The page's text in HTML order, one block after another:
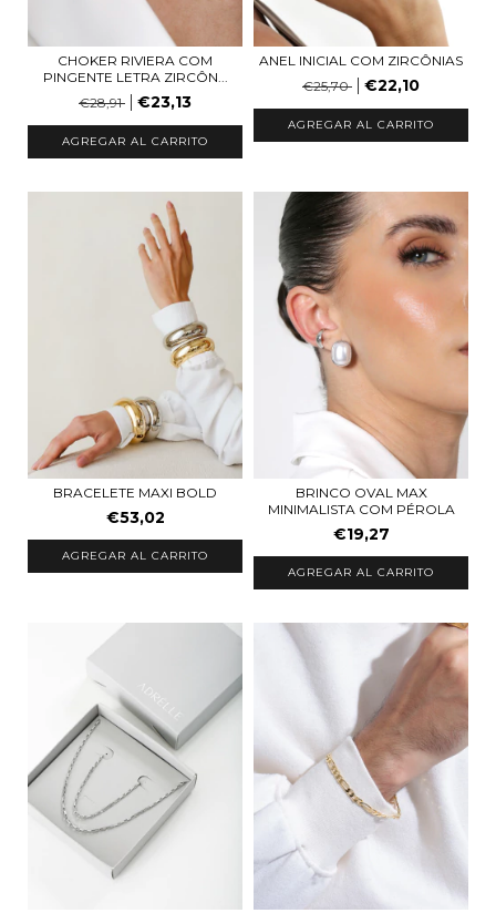
CHOKER RIVIERA COM
PINGENTE LETRA ZIRCÔN...
€28,91
€23,13
AGREGAR AL CARRITO
ANEL INICIAL COM ZIRCÔNIAS
€25,70
€22,10
AGREGAR AL CARRITO
BRACELETE MAXI BOLD
€53,02
AGREGAR AL CARRITO
BRINCO OVAL MAX
MINIMALISTA COM PÉROLA
€19,27
AGREGAR AL CARRITO